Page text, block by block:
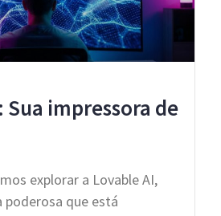
Sua impressora de
explorar a Lovable AI,
que está